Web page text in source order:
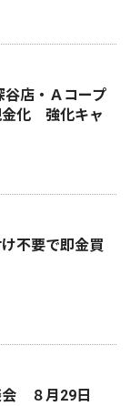
谷店・Ａコープ
化 強化キャ
不要で即金買
会 ８月29日